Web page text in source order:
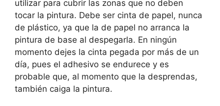
utilizar para cubrir las zonas que no deben
tocar la pintura. Debe ser cinta de papel, nunca
de plástico, ya que la de papel no arranca la
pintura de base al despegarla. En ningún
momento dejes la cinta pegada por más de un
día, pues el adhesivo se endurece y es
probable que, al momento que la desprendas,
también caiga la pintura.